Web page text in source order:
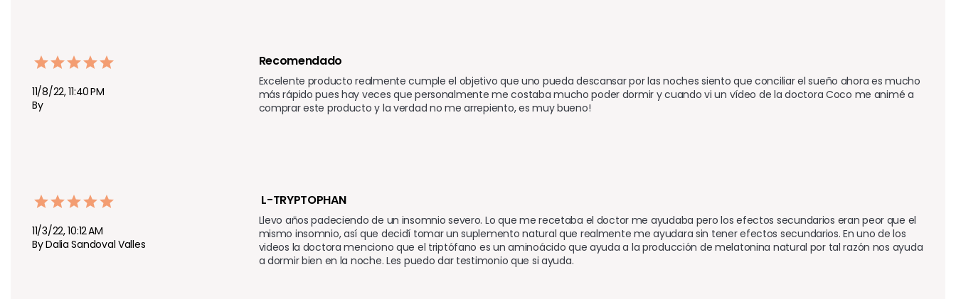
11/8/22, 11:40 PM
By
Recomendado
Excelente producto realmente cumple el objetivo que uno pueda descansar por las noches siento que conciliar el sueño ahora es mucho
más rápido pues hay veces que personalmente me costaba mucho poder dormir y cuando vi un vídeo de la doctora Coco me animé a
comprar este producto y la verdad no me arrepiento, es muy bueno!
11/3/22, 10:12 AM
By Dalia Sandoval Valles
L-TRYPTOPHAN
Llevo años padeciendo de un insomnio severo. Lo que me recetaba el doctor me ayudaba pero los efectos secundarios eran peor que el
mismo insomnio, así que decidí tomar un suplemento natural que realmente me ayudara sin tener efectos secundarios. En uno de los
videos la doctora menciono que el triptófano es un aminoácido que ayuda a la producción de melatonina natural por tal razón nos ayuda
a dormir bien en la noche. Les puedo dar testimonio que si ayuda.